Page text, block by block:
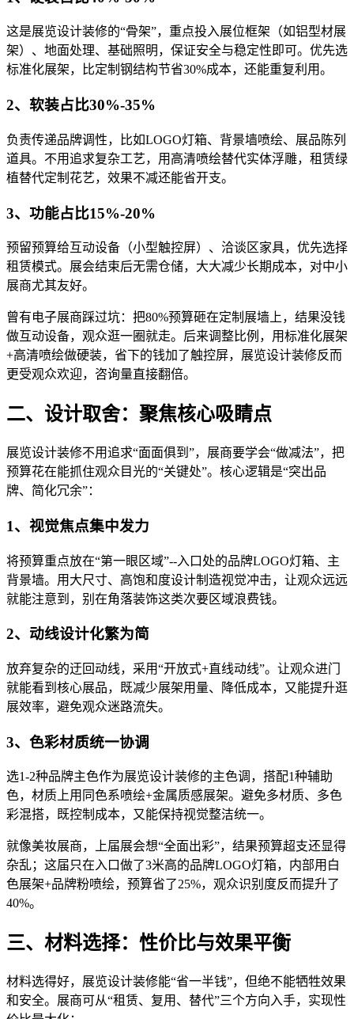
这是展览设计装修的“骨架”，重点投入展位框架（如铝型材展
架）、地面处理、基础照明，保证安全与稳定性即可。优先选
标准化展架，比定制钢结构节省30%成本，还能重复利用。
2、软装占比30%-35%
负责传递品牌调性，比如LOGO灯箱、背景墙喷绘、展品陈列
道具。不用追求复杂工艺，用高清喷绘替代实体浮雕，租赁绿
植替代定制花艺，效果不减还能省开支。
3、功能占比15%-20%
预留预算给互动设备（小型触控屏）、洽谈区家具，优先选择
租赁模式。展会结束后无需仓储，大大减少长期成本，对中小
展商尤其友好。
曾有电子展商踩过坑：把80%预算砸在定制展墙上，结果没钱
做互动设备，观众逛一圈就走。后来调整比例，用标准化展架
+高清喷绘做硬装，省下的钱加了触控屏，展览设计装修反而
更受观众欢迎，咨询量直接翻倍。
二、设计取舍：聚焦核心吸睛点
展览设计装修不用追求“面面俱到”，展商要学会“做减法”，把
预算花在能抓住观众目光的“关键处”。核心逻辑是“突出品
牌、简化冗余”：
1、视觉焦点集中发力
将预算重点放在“第一眼区域”--入口处的品牌LOGO灯箱、主
背景墙。用大尺寸、高饱和度设计制造视觉冲击，让观众远远
就能注意到，别在角落装饰这类次要区域浪费钱。
2、动线设计化繁为简
放弃复杂的迂回动线，采用“开放式+直线动线”。让观众进门
就能看到核心展品，既减少展架用量、降低成本，又能提升逛
展效率，避免观众迷路流失。
3、色彩材质统一协调
选1-2种品牌主色作为展览设计装修的主色调，搭配1种辅助
色，材质上用同色系喷绘+金属质感展架。避免多材质、多色
彩混搭，既控制成本，又能保持视觉整洁统一。
就像美妆展商，上届展会想“全面出彩”，结果预算超支还显得
杂乱；这届只在入口做了3米高的品牌LOGO灯箱，内部用白
色展架+品牌粉喷绘，预算省了25%，观众识别度反而提升了
40%。
三、材料选择：性价比与效果平衡
材料选得好，展览设计装修能“省一半钱”，但绝不能牺牲效果
和安全。展商可从“租赁、复用、替代”三个方向入手，实现性